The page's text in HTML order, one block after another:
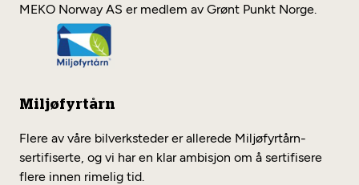
MEKO Norway AS er medlem av Grønt Punkt Norge.
Miljøfyrtårn
Flere av våre bilverksteder er allerede Miljøfyrtårn-
sertifiserte, og vi har en klar ambisjon om å sertifisere
flere innen rimelig tid.